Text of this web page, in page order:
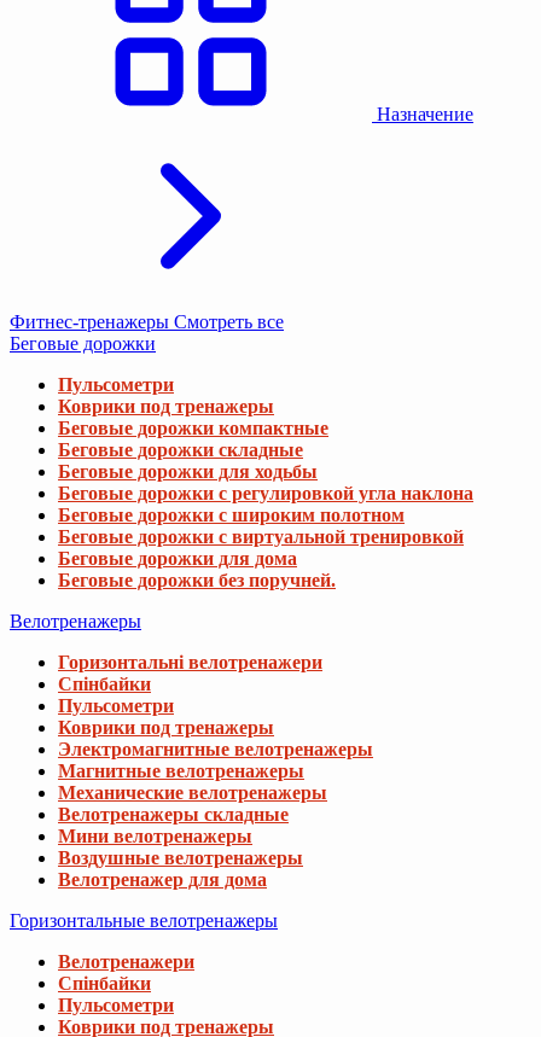
Назначение
Фитнес-тренажеры Смотреть все
Беговые дорожки
Пульсометри
Коврики под тренажеры
Беговые дорожки компактные
Беговые дорожки складные
Беговые дорожки для ходьбы
Беговые дорожки с регулировкой угла наклона
Беговые дорожки с широким полотном
Беговые дорожки с виртуальной тренировкой
Беговые дорожки для дома
Беговые дорожки без поручней.
Велотренажеры
Горизонтальні велотренажери
Спінбайки
Пульсометри
Коврики под тренажеры
Электромагнитные велотренажеры
Магнитные велотренажеры
Механические велотренажеры
Велотренажеры складные
Мини велотренажеры
Воздушные велотренажеры
Велотренажер для дома
Горизонтальные велотренажеры
Велотренажери
Спінбайки
Пульсометри
Коврики под тренажеры